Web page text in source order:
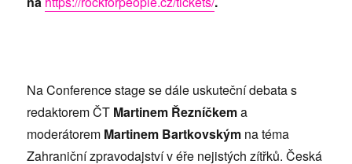
Na Conference stage se dále uskuteční debata s
redaktorem ČT Martinem Řezníčkema
moderátorem Martinem Bartkovským na téma
Zahraniční zpravodajství v éře nejistých zítřků. Česká